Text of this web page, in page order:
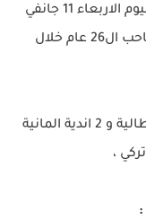
وكشفت صحيفة ام 4 سبورت الشهيرة اليوم الاربعاء 11 جانفي
2023 عن اسماء الفرق الراغبة في ضم صاحب ال26 عام خلال
وضمت القائمة 7 فرق اوروبية ، 2 اندية ايطالية و 2 اندية المانية
،
: